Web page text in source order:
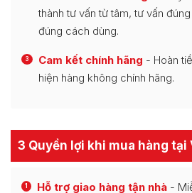
thành tư vấn từ tâm, tư vấn
đúng cách dùng.
3 Cam kết chính hãng - Hoàn
hiện hàng không chính hãng.
3 Quyền lợi khi mua hàng tại
1 Hỗ trợ giao hàng tận nhà -